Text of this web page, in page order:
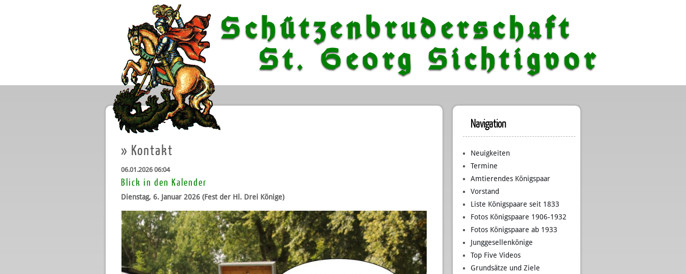
Schützenbruderschaft
St. Georg Sichtigvor
» Kontakt
06.01.2026 06:04
Blick in den Kalender
Dienstag, 6. Januar 2026 (Fest der Hl. Drei Könige)
Navigation
Neuigkeiten
Termine
Amtierendes Königspaar
Vorstand
Liste Königspaare seit 1833
Fotos Königspaare 1906-1932
Fotos Königspaare ab 1933
Junggesellenkönige
Top Five Videos
Grundsätze und Ziele